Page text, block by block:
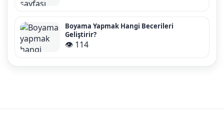
Boyama Yapmak Hangi Becerileri
Geliştirir?
👁️ 114